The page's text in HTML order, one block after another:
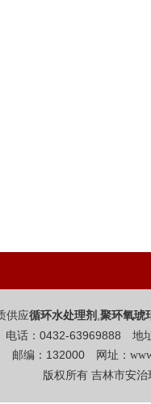
供应循环水处理剂 ,聚环氧琥
电话：0432-63969888 地
邮编：132000 网址：
版权所有 吉林市安